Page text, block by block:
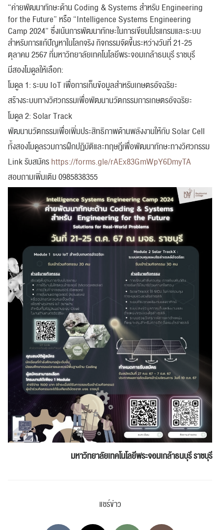
“ค่ายพัฒนาทักษะด้าน Coding & Systems สำหรับ Engineering
for the Future” หรือ “Intelligence Systems Engineering
Camp 2024” ซึ่งเน้นการพัฒนาทักษะในการเขียนโปรแกรมและระบบ
สำหรับการแก้ปัญหาในโลกจริง กิจกรรมจัดขึ้นระหว่างวันที่ 21-25
ตุลาคม 2567 ที่มหาวิทยาลัยเทคโนโลยีพระจอมเกล้าธนบุรี ราชบุรี
มีสองโมดูลให้เลือก:
โมดูล 1: ระบบ IoT เพื่อการเก็บข้อมูลสำหรับเกษตรอัจฉริยะ
สร้างระบบทางวิศวกรรมเพื่อพัฒนานวัตกรรมการเกษตรอัจฉริยะ
โมดูล 2: Solar Track
พัฒนานวัตกรรมเพื่อเพิ่มประสิทธิภาพด้านพลังงานให้กับ Solar Cell
ทั้งสองโมดูลรวมการฝึกปฏิบัติและทฤษฎีเพื่อพัฒนาทักษะทางวิศวกรรม
Link รับสมัครhttps://forms.gle/rAEx83GmWpY6DmyTA
สอบถามเพิ่มเติม 0985838355
มหาวิทยาลัยเทคโนโลยีพระจอมเกล้าธนบุรี ราชบุรี
แชร์ข่าว